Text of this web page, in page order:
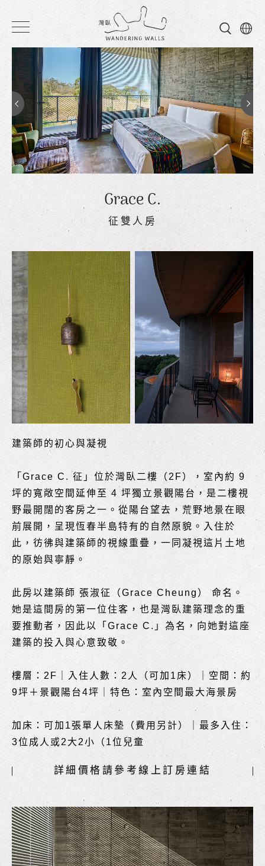
灣
臥
民
宿
Grace C.
征雙人房
建築師的初心與凝視
「Grace C. 征」位於灣臥二樓（2F），室內約 9
坪的寬敞空間延伸至 4 坪獨立景觀陽台，是二樓視
野最開闊的客房之一。從陽台望去，荒野地景在眼
前展開，呈現恆春半島特有的自然原貌。入住於
此，彷彿與建築師的視線重疊，一同凝視這片土地
的原始與寧靜。
此房以建築師 張淑征（Grace Cheung） 命名。
她是這間房的第一位住客，也是灣臥建築理念的重
要推動者，因此以「Grace C.」為名，向她對這座
建築的投入與心意致敬。
樓層：2F｜入住人數：2人（可加1床）｜空間：約
9坪＋景觀陽台4坪｜特色：室內空間最大海景房
加床：可加1張單人床墊（費用另計）｜最多入住：
3位成人或2大2小（1位兒童
詳細價格請參考線上訂房連結